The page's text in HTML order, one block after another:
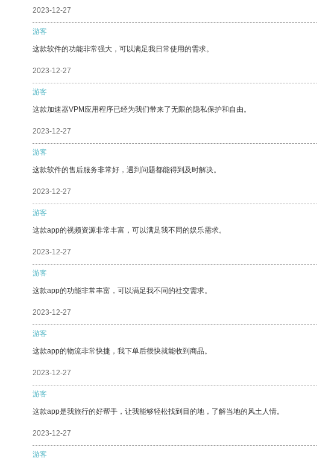
2023-12-27
游客
这款软件的功能非常强大，可以满足我日常使用的需求。
2023-12-27
游客
这款加速器VPM应用程序已经为我们带来了无限的隐私保护和自由。
2023-12-27
游客
这款软件的售后服务非常好，遇到问题都能得到及时解决。
2023-12-27
游客
这款app的视频资源非常丰富，可以满足我不同的娱乐需求。
2023-12-27
游客
这款app的功能非常丰富，可以满足我不同的社交需求。
2023-12-27
游客
这款app的物流非常快捷，我下单后很快就能收到商品。
2023-12-27
游客
这款app是我旅行的好帮手，让我能够轻松找到目的地，了解当地的风土人情。
2023-12-27
游客